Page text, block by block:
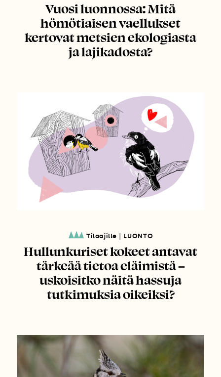
Vuosi luonnossa: Mitä
hömötiaisen vaellukset
kertovat metsien ekologiasta
ja lajikadosta?
Tilaajille LUONTO
Hullunkuriset kokeet antavat
tärkeää tietoa eläimistä –
uskoisitko näitä hassuja
tutkimuksia oikeiksi?